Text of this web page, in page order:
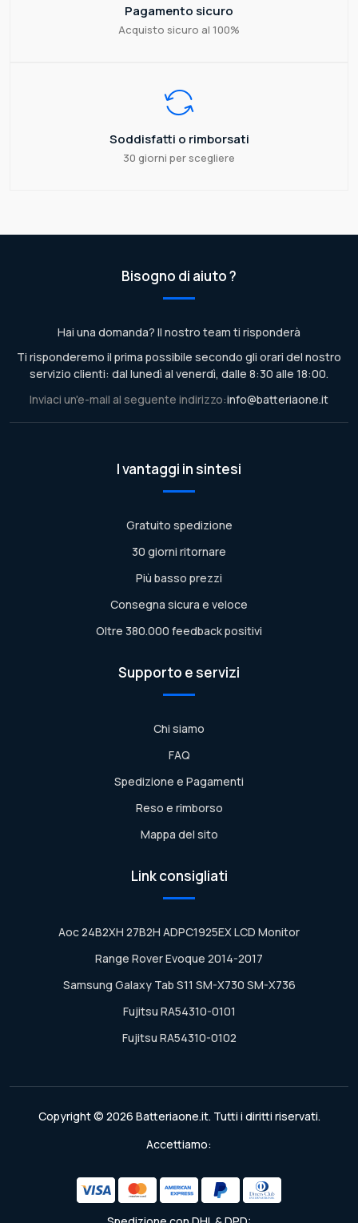
Pagamento sicuro
Acquisto sicuro al 100%
Soddisfatti o rimborsati
30 giorni per scegliere
Bisogno di aiuto ?
Hai una domanda? Il nostro team ti risponderà
Ti risponderemo il prima possibile secondo gli orari del nostro
servizio clienti: dal lunedì al venerdì, dalle 8:30 alle 18:00.
Inviaci un'e-mail al seguente indirizzo:info@batteriaone.it
I vantaggi in sintesi
Gratuito spedizione
30 giorni ritornare
Più basso prezzi
Consegna sicura e veloce
Oltre 380.000 feedback positivi
Supporto e servizi
Chi siamo
FAQ
Spedizione e Pagamenti
Reso e rimborso
Mappa del sito
Link consigliati
Aoc 24B2XH 27B2H ADPC1925EX LCD Monitor
Range Rover Evoque 2014-2017
Samsung Galaxy Tab S11 SM-X730 SM-X736
Fujitsu RA54310-0101
Fujitsu RA54310-0102
Copyright © 2026 Batteriaone.it. Tutti i diritti riservati.
Accettiamo: